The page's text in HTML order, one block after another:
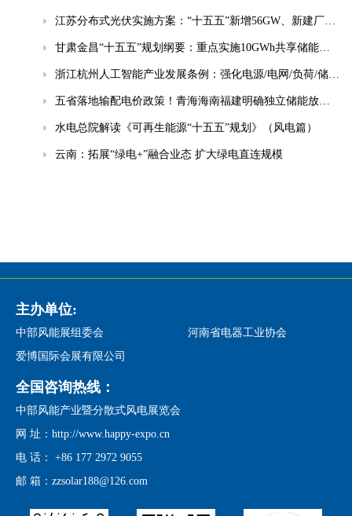
江苏分布式光伏实施方案：“十五五”新增56GW、新建厂房100%安装
甘肃金昌“十五五”规划纲要：重点实施10GWh共享储能电站等项目
浙江杭州人工智能产业发展条例：强化电源/电网/负荷/储能协同，推动城市供电可靠性符合算力设施标准
五省落地输配电价政策！青海海南福建明确独立储能放电退减输配电费！
水电总院解读《可再生能源“十五五”规划》（风电篇）
云南：拓展“绿电+”融合业态 扩大绿电直连规模
主办单位:
中部风能展组委会
河南省电器工业协会
爱博国际会展有限公司
全国咨询热线：
中部风能产业暨分散式风电展览会
网 址：http://www.happy-expo.cn
电 话： +86 177 2972 9055
邮 箱：zzsolar188@126.com